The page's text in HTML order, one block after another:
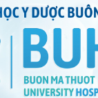
Trung
nghiệp